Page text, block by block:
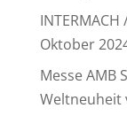
Oktober
Messe AMB
Weltneuheit